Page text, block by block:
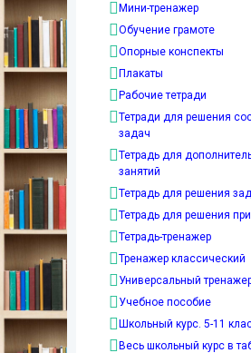
Мини-тренажер
Обучение грамоте
Опорные конспекты
Плакаты
Рабочие тетради
Тетради для решения
задач
Тетрадь для
занятий
Тетрадь для решения
Тетрадь для решения
Тетрадь-тренажер
Тренажер классический
Универсальный
Учебное пособие
Школьный курс. 5-11
Весь школьный курс в